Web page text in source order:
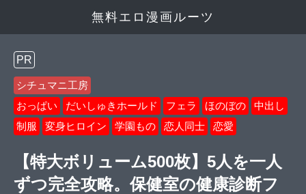
無料エロ漫画ルーツ
PR
シチュマニ工房
おっぱい
だいしゅきホールド フェラ ほのぼの
中出し
制服
変身ヒロイン 学園もの 恋人同士 恋愛
【特大ボリューム500枚】5人を一人
ずつ完全攻略。保健室の健康診断フ